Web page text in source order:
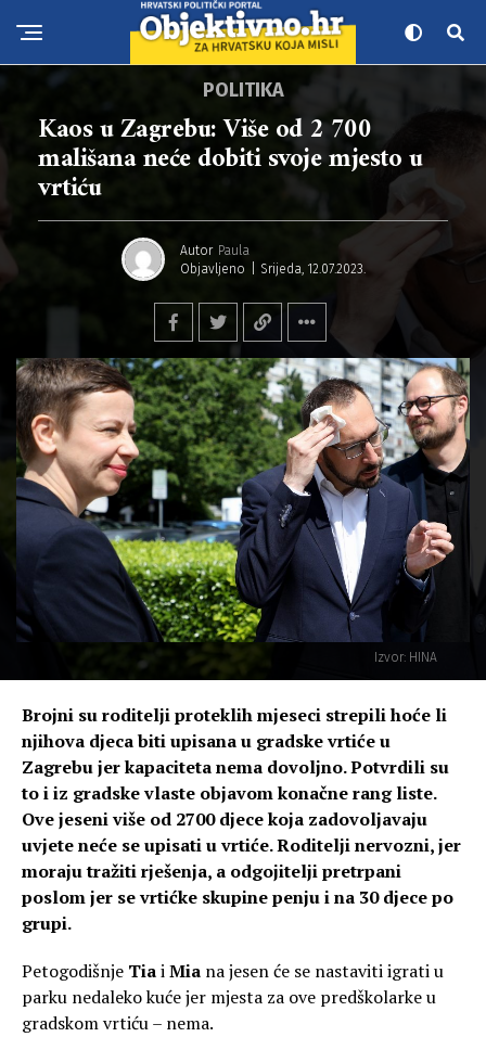
Izvor: HINA
POLITIKA
Kaos u Zagrebu: Više od 2 700
mališana neće dobiti svoje mjesto u
vrtiću
Autor Paula
Objavljeno
Srijeda, 12.07.2023.
Brojni su roditelji proteklih mjeseci strepili hoće li
njihova djeca biti upisana u gradske vrtiće u
Zagrebu jer kapaciteta nema dovoljno. Potvrdili su
to i iz gradske vlaste objavom konačne rang liste.
Ove jeseni više od 2700 djece koja zadovoljavaju
uvjete neće se upisati u vrtiće. Roditelji nervozni, jer
moraju tražiti rješenja, a odgojitelji pretrpani
poslom jer se vrtićke skupine penju i na 30 djece po
grupi.
Petogodišnje TiaiMia na jesen će se nastaviti igrati u
parku nedaleko kuće jer mjesta za ove predškolarke u
gradskom vrtiću – nema.